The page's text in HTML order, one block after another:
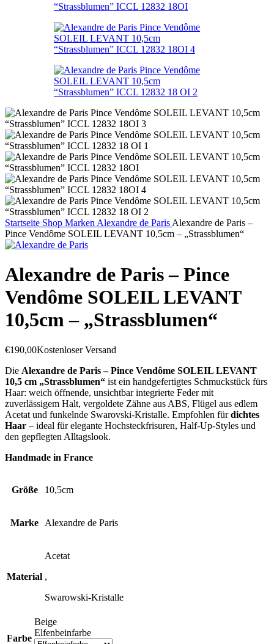
Startseite Shop Marken Alexandre de Paris Alexandre de Paris –
Pince Vendôme SOLEIL LEVANT 10,5cm – „Strassblumen“
Alexandre de Paris – Pince
Vendôme SOLEIL LEVANT
10,5cm – „Strassblumen“
€190,00Kostenloser Versand
Die Alexandre de Paris – Pince Vendôme SOLEIL LEVANT
10,5 cm „Strassblumen“ ist ein handgefertigtes Schmuckstück fürs
Haar: weich öffnende, unsichtbar integrierte Feder mit
zuverlässigem Halt, vergoldete Zähne aus ABS, Flügel aus edlem
Acetat und funkelnde Swarovski-Kristalle. Empfohlen fürdichtes
Haar – ideal für elegante Hochsteckfrisuren, Half-Up-Styles und
den gepflegten Alltagslook.
Handmade in France
Größe 10,5cm
Marke Alexandre de Paris
Material
Acetat
,
Swarowski-Kristalle
Farbe
Beige
Elfenbeinfarbe